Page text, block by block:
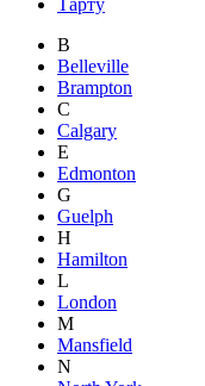
Тарту
B
Belleville
Brampton
C
Calgary
E
Edmonton
G
Guelph
H
Hamilton
L
London
M
Mansfield
N